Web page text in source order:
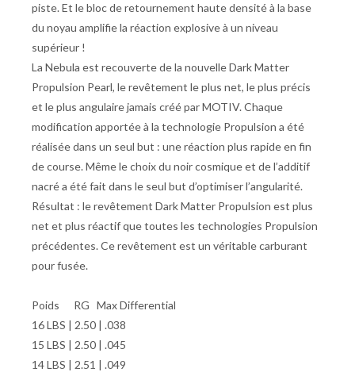
piste. Et le bloc de retournement haute densité à la base
du noyau amplifie la réaction explosive à un niveau
supérieur !
La Nebula est recouverte de la nouvelle Dark Matter
Propulsion Pearl, le revêtement le plus net, le plus précis
et le plus angulaire jamais créé par MOTIV. Chaque
modification apportée à la technologie Propulsion a été
réalisée dans un seul but : une réaction plus rapide en fin
de course. Même le choix du noir cosmique et de l’additif
nacré a été fait dans le seul but d’optimiser l’angularité.
Résultat : le revêtement Dark Matter Propulsion est plus
net et plus réactif que toutes les technologies Propulsion
précédentes. Ce revêtement est un véritable carburant
pour fusée.
Poids RG Max Differential
16 LBS | 2.50 | .038
15 LBS | 2.50 | .045
14 LBS | 2.51 | .049